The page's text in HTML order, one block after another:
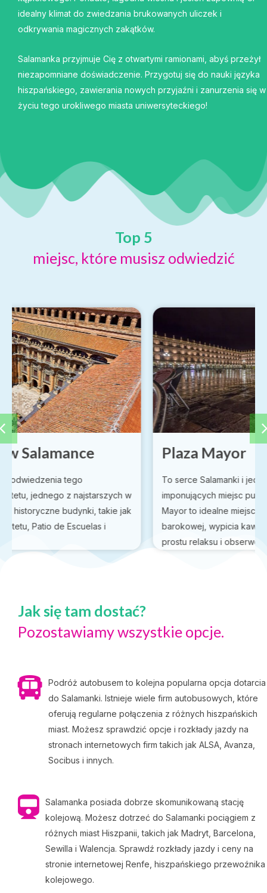
idealny klimat do zwiedzania brukowanych uliczek i
odkrywania magicznych zakątków.
Salamanka przyjmuje Cię z otwartymi ramionami, abyś przeżył
niezapomniane doświadczenie. Przygotuj się do nauki języka
hiszpańskiego, zawierania nowych przyjaźni i zanurzenia się w
życiu tego urokliwego miasta uniwersyteckiego!
Top 5
miejsc, które musisz odwiedzić
Plaza Mayor
To serce Salamanki i jedno z najbardziej
imponujących miejsc publicznych w Hiszpanii. Plaza
Mayor to idealne miejsce do podziwiania architektury
barokowej, wypicia kawy na jednej z tarasów lub po
prostu relaksu i obserwowania zgiełku miasta.
Jak się tam dostać?
Pozostawiamy wszystkie opcje.
Podróż autobusem to kolejna popularna opcja dotarcia
do Salamanki. Istnieje wiele firm autobusowych, które
oferują regularne połączenia z różnych hiszpańskich
miast. Możesz sprawdzić opcje i rozkłady jazdy na
stronach internetowych firm takich jak ALSA, Avanza,
Socibus i innych.
Salamanka posiada dobrze skomunikowaną stację
kolejową. Możesz dotrzeć do Salamanki pociągiem z
różnych miast Hiszpanii, takich jak Madryt, Barcelona,
Sewilla i Walencja. Sprawdź rozkłady jazdy i ceny na
stronie internetowej Renfe, hiszpańskiego przewoźnika
kolejowego.